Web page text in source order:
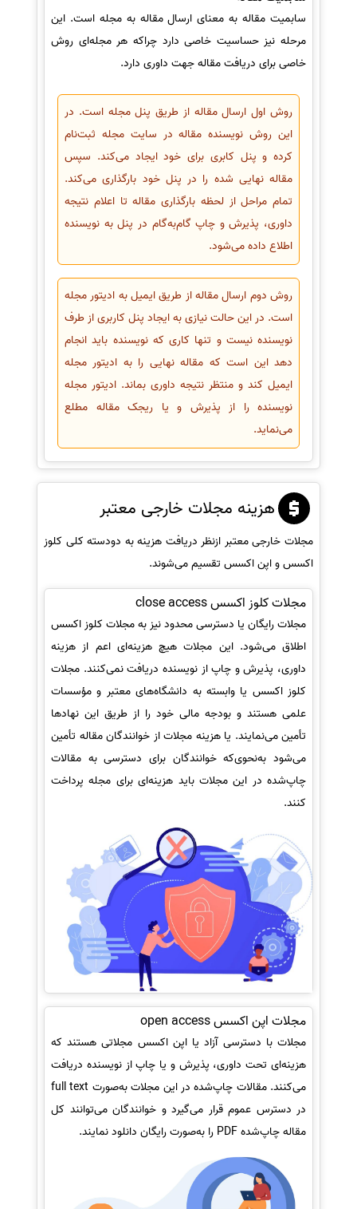
سابمیت مقاله به معنای ارسال مقاله به مجله است. این
مرحله نیز حساسیت خاصی دارد چراکه هر مجله‌ای روش
خاصی برای دریافت مقاله جهت داوری دارد.
روش اول ارسال مقاله از طریق پنل مجله است. در
این روش نویسنده مقاله در سایت مجله ثبت‌نام
کرده و پنل کابری برای خود ایجاد می‌کند. سپس
مقاله نهایی شده را در پنل خود بارگذاری می‌کند.
تمام مراحل از لحظه بارگذاری مقاله تا اعلام نتیجه
داوری، پذیرش و چاپ گام‌به‌گام در پنل به نویسنده
اطلاع داده می‌شود.
روش دوم ارسال مقاله از طریق ایمیل به ادیتور مجله
است. در این حالت نیازی به ایجاد پنل کاربری از طرف
نویسنده نیست و تنها کاری که نویسنده باید انجام
دهد این است که مقاله نهایی را به ادیتور مجله
ایمیل کند و منتظر نتیجه داوری بماند. ادیتور مجله
نویسنده را از پذیرش و یا ریجک مقاله مطلع
می‌نماید.
هزینه مجلات خارجی معتبر
مجلات خارجی معتبر ازنظر دریافت هزینه به دودسته کلی کلوز
اکسس و اپن اکسس تقسیم می‌شوند.
مجلات کلوز اکسس close access
مجلات رایگان یا دسترسی محدود نیز به مجلات کلوز اکسس
اطلاق می‌شود. این مجلات هیچ هزینه‌ای اعم از هزینه
داوری، پذیرش و چاپ از نویسنده دریافت نمی‌کنند. مجلات
کلوز اکسس یا وابسته به دانشگاه‌های معتبر و مؤسسات
علمی هستند و بودجه مالی خود را از طریق این نهادها
تأمین می‌نمایند. یا هزینه مجلات از خوانندگان مقاله تأمین
می‌شود به‌نحوی‌که خوانندگان برای دسترسی به مقالات
چاپ‌شده در این مجلات باید هزینه‌ای برای مجله پرداخت
کنند.
مجلات اپن اکسس open access
مجلات با دسترسی آزاد یا اپن اکسس مجلاتی هستند که
هزینه‌ای تحت داوری، پذیرش و یا چاپ از نویسنده دریافت
می‌کنند. مقالات چاپ‌شده در این مجلات به‌صورت full text
در دسترس عموم قرار می‌گیرد و خوانندگان می‌توانند کل
مقاله چاپ‌شده PDF را به‌صورت رایگان دانلود نمایند.